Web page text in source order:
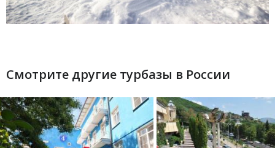
Смотрите другие турбазы в России